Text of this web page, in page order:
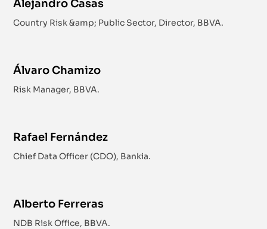
Alejandro Casas
Country Risk &amp; Public Sector, Director, BBVA.
Álvaro Chamizo
Risk Manager, BBVA.
Rafael Fernández
Chief Data Officer (CDO), Bankia.
Alberto Ferreras
NDB Risk Office, BBVA.